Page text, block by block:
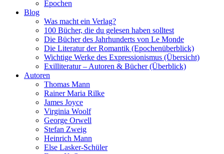
Epochen
Blog
Was macht ein Verlag?
100 Bücher, die du gelesen haben solltest
Die Bücher des Jahrhunderts von Le Monde
Die Literatur der Romantik (Epochenüberblick)
Wichtige Werke des Expressionismus (Übersicht)
Exilliteratur – Autoren & Bücher (Überblick)
Autoren
Thomas Mann
Rainer Maria Rilke
James Joyce
Virginia Woolf
George Orwell
Stefan Zweig
Heinrich Mann
Else Lasker-Schüler